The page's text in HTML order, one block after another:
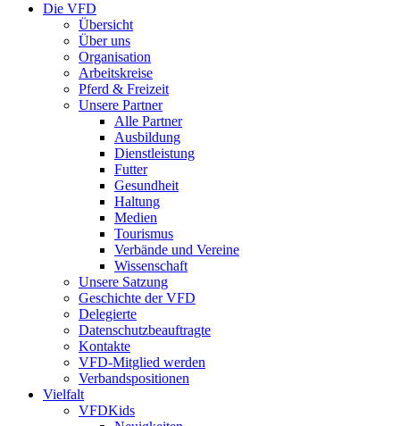
Die VFD
Übersicht
Über uns
Organisation
Arbeitskreise
Pferd & Freizeit
Unsere Partner
Alle Partner
Ausbildung
Dienstleistung
Futter
Gesundheit
Haltung
Medien
Tourismus
Verbände und Vereine
Wissenschaft
Unsere Satzung
Geschichte der VFD
Delegierte
Datenschutzbeauftragte
Kontakte
VFD-Mitglied werden
Verbandspositionen
Vielfalt
VFDKids